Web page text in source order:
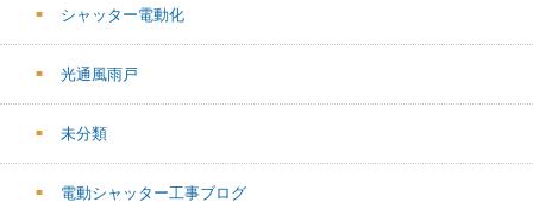
シャッター電動化
光通風雨戸
未分類
電動シャッター工事ブログ